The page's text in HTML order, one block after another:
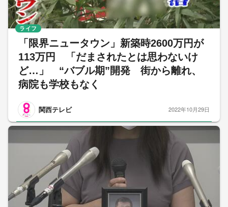
「限界ニュータウン」新築時2600万円が
113万円 「だまされたとは思わないけ
ど…」 “バブル期”開発 街から離れ、
病院も学校もなく
関西テレビ
ライフ
2022年10月29日